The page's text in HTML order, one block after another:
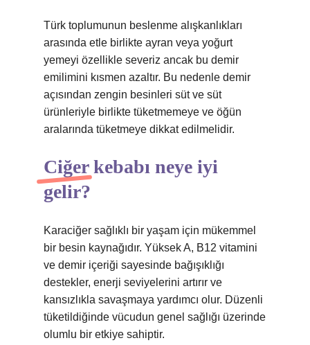
Türk toplumunun beslenme alışkanlıkları
arasında etle birlikte ayran veya yoğurt
yemeyi özellikle severiz ancak bu demir
emilimini kısmen azaltır. Bu nedenle demir
açısından zengin besinleri süt ve süt
ürünleriyle birlikte tüketmemeye ve öğün
aralarında tüketmeye dikkat edilmelidir.
Ciğer kebabı neye iyi
gelir?
Karaciğer sağlıklı bir yaşam için mükemmel
bir besin kaynağıdır. Yüksek A, B12 vitamini
ve demir içeriği sayesinde bağışıklığı
destekler, enerji seviyelerini artırır ve
kansızlıkla savaşmaya yardımcı olur. Düzenli
tüketildiğinde vücudun genel sağlığı üzerinde
olumlu bir etkiye sahiptir.